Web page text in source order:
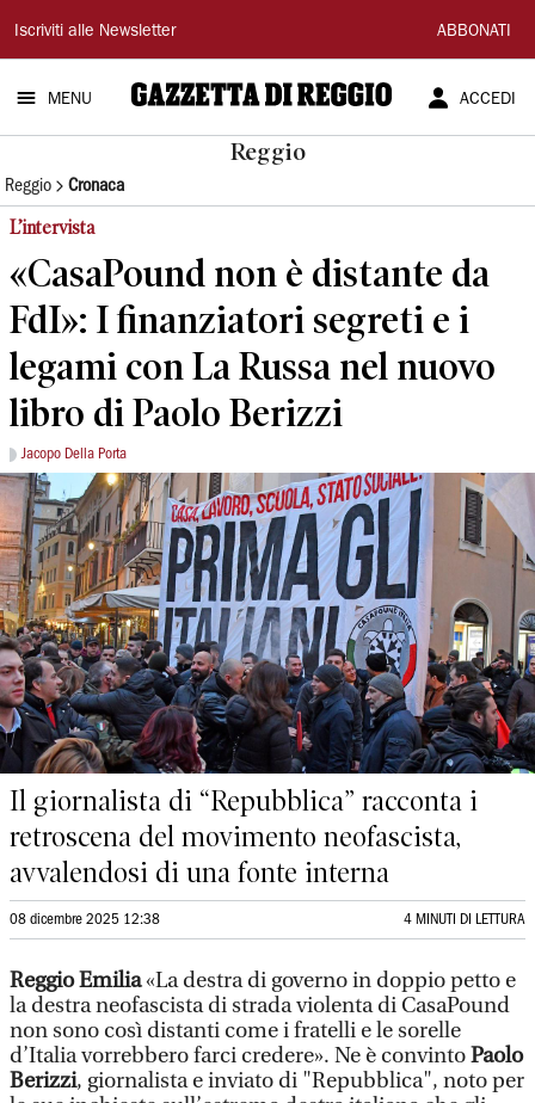
Gazzetta
di
Reggio
Iscriviti alle Newsletter ABBONATI
MENU ACCEDI
Reggio
Reggio Cronaca
L’intervista
«CasaPound non è distante da
FdI»: I finanziatori segreti e i
legami con La Russa nel nuovo
libro di Paolo Berizzi
Jacopo Della Porta
Il giornalista di “Repubblica” racconta i
retroscena del movimento neofascista,
avvalendosi di una fonte interna
08 dicembre 2025 12:38 4 MINUTI DI LETTURA
Reggio Emilia«La destra di governo in doppio petto e
la destra neofascista di strada violenta di CasaPound
non sono così distanti come i fratelli e le sorelle
d’Italia vorrebbero farci credere». Ne è convintoPaolo
Berizzi, giornalista e inviato di "Repubblica", noto per